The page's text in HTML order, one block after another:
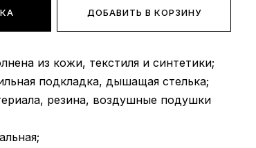
ДОБАВИТЬ В КОРЗИНУ
из кожи, текстиля и синтетики;
подкладка, дышащая стелька;
резина, воздушные подушки